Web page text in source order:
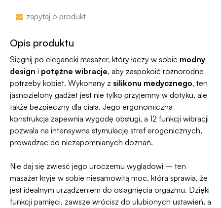
Dyskrecji — jeśli ją naruszymy, zwrócimy Ci
100 dni na zwrot. Sam proces jesy niezwykle
programu Wygodne Zwroty®
zapytaj o produkt
Opis produktu
Sięgnij po elegancki masażer, który łączy w sobie modny
design i potężne wibracje, aby zaspokoić różnorodne
potrzeby kobiet. Wykonany z silikonu medycznego, ten
jasnozielony gadżet jest nie tylko przyjemny w dotyku, ale
także bezpieczny dla ciała. Jego ergonomiczna
konstrukcja zapewnia wygodę obsługi, a 12 funkcji wibracji
pozwala na intensywną stymulację stref erogonicznych,
prowadząc do niezapomnianych doznań.
Nie daj się zwieść jego uroczemu wyglądowi – ten
masażer kryje w sobie niesamowitą moc, która sprawia, że
jest idealnym urządzeniem do osiągnięcia orgazmu. Dzięki
funkcji pamięci, zawsze wrócisz do ulubionych ustawień, a